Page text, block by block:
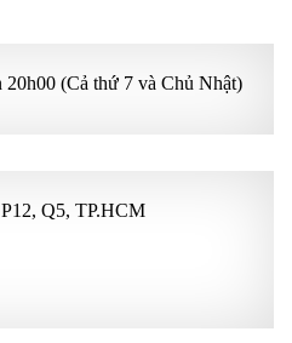
(Cả thứ 7 và Chủ Nhật)
Q5, TP.HCM